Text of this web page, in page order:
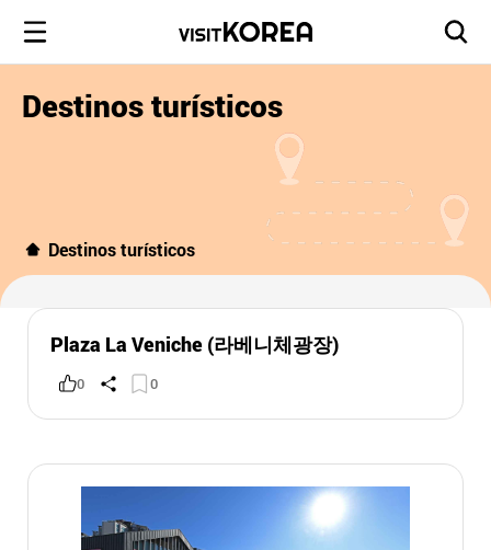
Destinos turísticos
Destinos turísticos
Plaza La Veniche (라베니체광장)
0 0